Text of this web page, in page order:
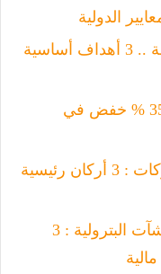
الدولية
استراتيجيات إدارة كفاءة الطاقة .. 3 أهداف أساسية
نظم إدارة الطاقة المتكاملة : 35 % خفض في
حوكمة كفاءة الطاقة في الشركات : 3 أركان رئيسية
مراجعة كفاءة الطاقة في المنشآت البترولية : 3